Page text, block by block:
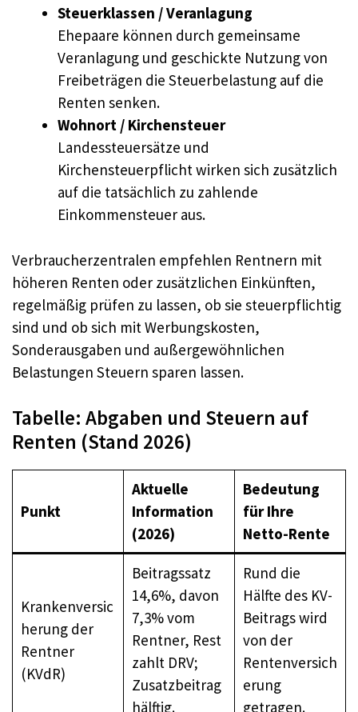
Steuerklassen / Veranlagung
Ehepaare können durch gemeinsame
Veranlagung und geschickte Nutzung von
Freibeträgen die Steuerbelastung auf die
Renten senken.
Wohnort / Kirchensteuer
Landessteuersätze und
Kirchensteuerpflicht wirken sich zusätzlich
auf die tatsächlich zu zahlende
Einkommensteuer aus.
Verbraucherzentralen empfehlen Rentnern mit
höheren Renten oder zusätzlichen Einkünften,
regelmäßig prüfen zu lassen, ob sie steuerpflichtig
sind und ob sich mit Werbungskosten,
Sonderausgaben und außergewöhnlichen
Belastungen Steuern sparen lassen.
Tabelle: Abgaben und Steuern auf
Renten (Stand 2026)
Punkt
Aktuelle
Information
(2026)
Bedeutung
für Ihre
Netto-Rente
Krankenversic
herung der
Rentner
(KVdR)
Beitragssatz
14,6%, davon
7,3% vom
Rentner, Rest
zahlt DRV;
Zusatzbeitrag
hälftig.
Rund die
Hälfte des KV-
Beitrags wird
von der
Rentenversich
erung
getragen.